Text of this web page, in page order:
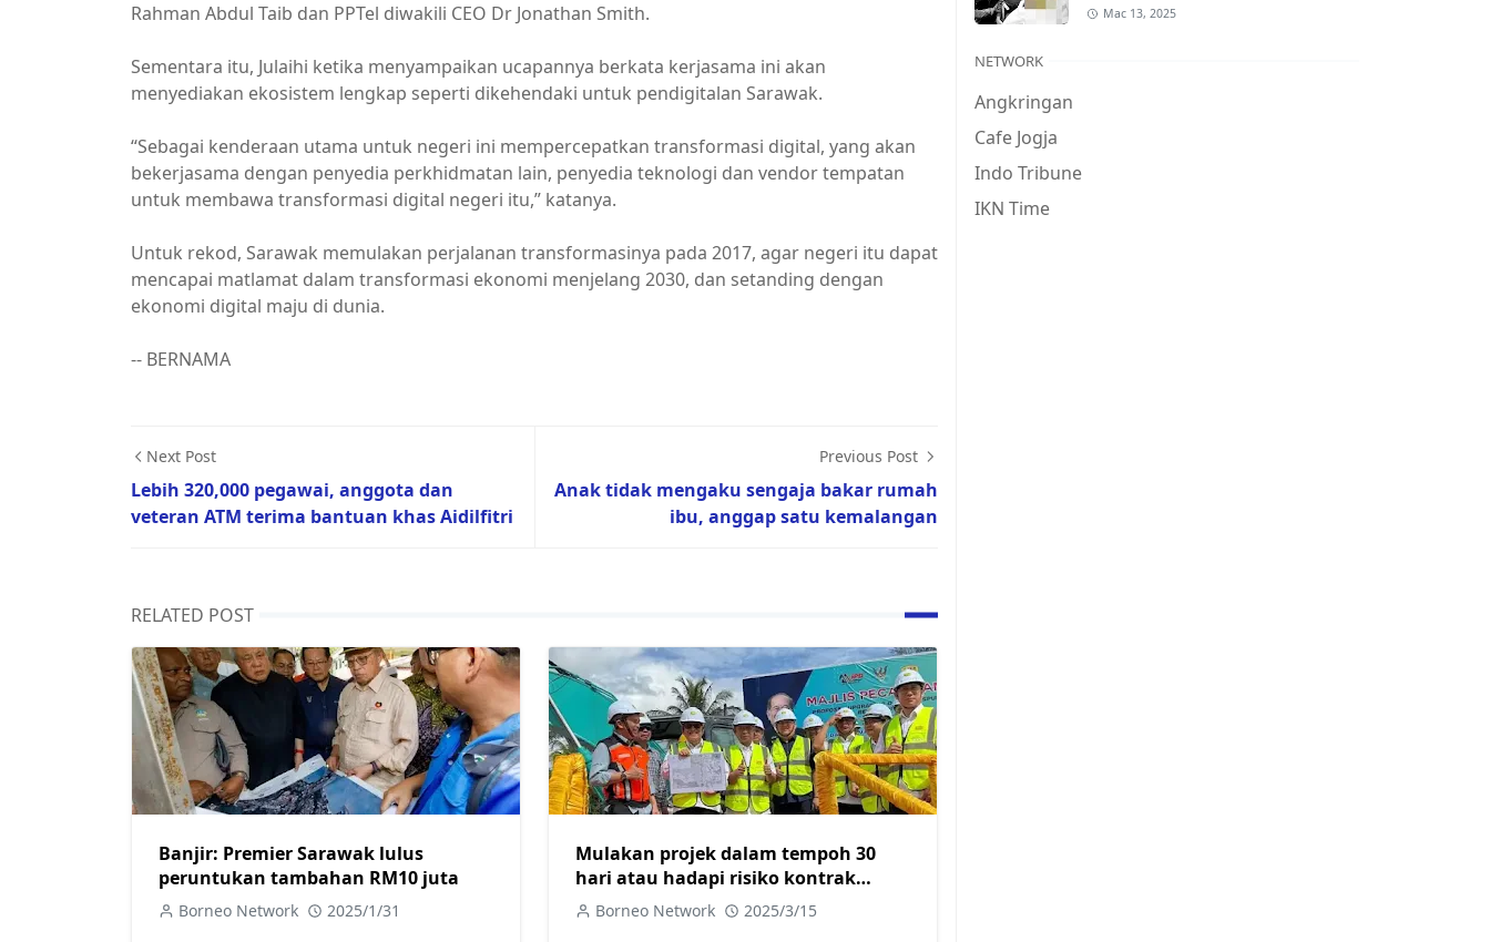
Rahman Abdul Taib dan PPTel diwakili CEO Dr Jonathan Smith.
Sementara itu, Julaihi ketika menyampaikan ucapannya berkata kerjasama ini akan
menyediakan ekosistem lengkap seperti dikehendaki untuk pendigitalan Sarawak.
“Sebagai kenderaan utama untuk negeri ini mempercepatkan transformasi digital, yang akan
bekerjasama dengan penyedia perkhidmatan lain, penyedia teknologi dan vendor tempatan
untuk membawa transformasi digital negeri itu,” katanya.
Untuk rekod, Sarawak memulakan perjalanan transformasinya pada 2017, agar negeri itu dapat
mencapai matlamat dalam transformasi ekonomi menjelang 2030, dan setanding dengan
ekonomi digital maju di dunia.
-- BERNAMA
Next Post
Lebih 320,000 pegawai, anggota dan
veteran ATM terima bantuan khas Aidilfitri
Previous Post
Anak tidak mengaku sengaja bakar rumah
ibu, anggap satu kemalangan
RELATED POST
Banjir: Premier Sarawak lulus
peruntukan tambahan RM10 juta
Borneo Network 2025/1/31
Mulakan projek dalam tempoh 30
hari atau hadapi risiko kontrak
ditamatkan
Borneo Network 2025/3/15
Mac 13, 2025
NETWORK
Angkringan
Cafe Jogja
Indo Tribune
IKN Time